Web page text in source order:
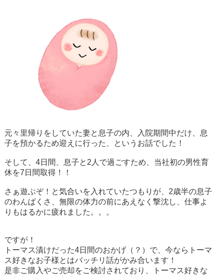
元々里帰りをしていた妻と息子の内、入院期間中だけ、息
子を預かるため迎えに行った、というお話でした！
そして、 4日間、息子と 2 人で過ごすため、当社初の男性育
休を7 日間取得！！
さぁ遊ぶぞ！と気合いを入れていたつもりが、 2歳半の息子
のわんぱくさ、無限の体力の前にあえなく撃沈し、仕事よ
りもはるかに疲れました。。。
ですが！
トーマス漬けだった4日間のおかげ（？）で、今ならトーマ
ス好きなお子様とはバッチリ話がかみ合います！
是非ご購入やご売却をご検討されており、トーマス好きな